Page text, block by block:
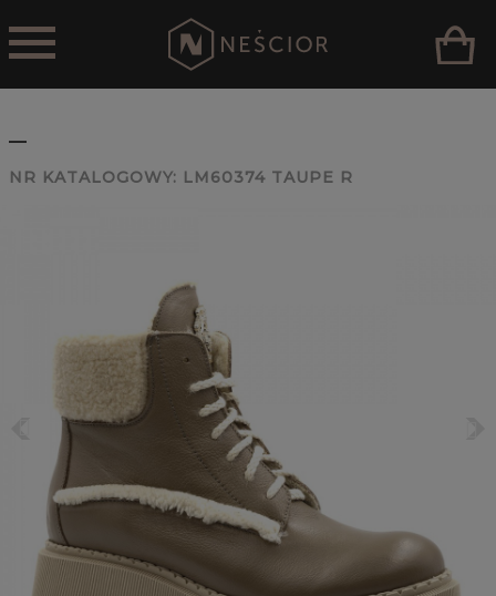
NR KATALOGOWY: LM60374 TAUPE R